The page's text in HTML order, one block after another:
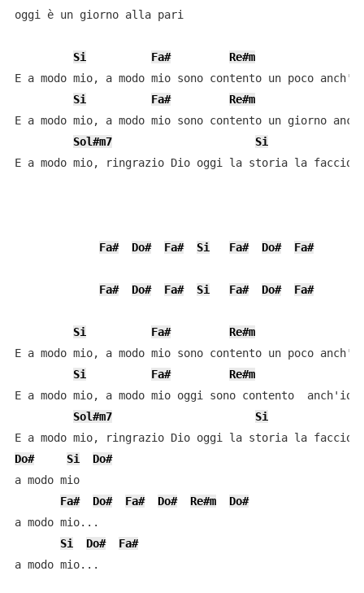
oggi è un giorno alla pari
Si Fa#
Re#m
E a modo mio, a modo mio sono contento un poco
Si
Fa#
Re#m
E a modo mio, a modo mio sono contento un giorno
Sol#m7
Si
E a modo mio, ringrazio Dio oggi la storia la faccio
Fa# Do# Fa# Si Fa# Do# Fa#
Fa# Do# Fa# Si Fa# Do# Fa#
Si Fa#
Re#m
E a modo mio, a modo mio sono contento un poco
Si
Fa#
Re#m
E a modo mio, a modo mio oggi sono contento  anch'io
Sol#m7
Si
Do# Si
Do#
a modo mio
Fa#
Do# Fa# Do# Re#m
Do#
a modo mio...
Si
Do#
Fa#
a modo mio...